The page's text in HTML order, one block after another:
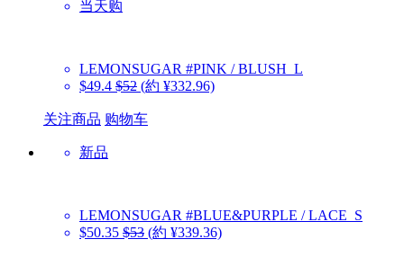
当天购
LEMONSUGAR #PINK / BLUSH_L
$49.4 $52 (約 ¥332.96)
关注商品 购物车
新品
LEMONSUGAR #BLUE&PURPLE / LACE_S
$50.35 $53 (約 ¥339.36)